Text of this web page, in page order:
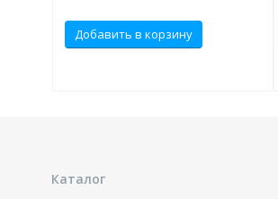
Добавить в корзину
Каталог